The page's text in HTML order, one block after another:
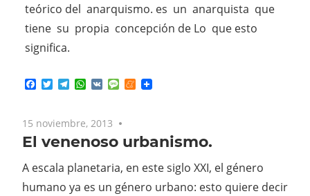
teórico del anarquismo. es un anarquista que
tiene su propia concepción de Lo que esto
significa.
Facebook
TwitterTelegram
WhatsApp
VK MessageMeneame
15 noviembre, 2013
El venenoso urbanismo.
A escala planetaria, en este siglo XXI, el género
humano ya es un género urbano: esto quiere decir